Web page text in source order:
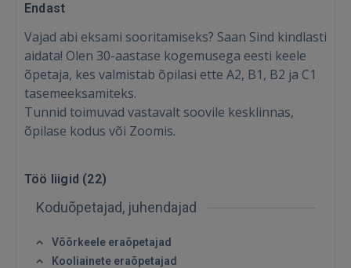
Endast
Vajad abi eksami sooritamiseks? Saan Sind kindlasti
aidata! Olen 30-aastase kogemusega eesti keele
õpetaja, kes valmistab õpilasi ette A2, B1, B2 ja C1
tasemeeksamiteks.
Tunnid toimuvad vastavalt soovile kesklinnas,
õpilase kodus või Zoomis.
Töö liigid (22)
Koduõpetajad, juhendajad
Võõrkeele eraõpetajad
Kooliainete eraõpetajad